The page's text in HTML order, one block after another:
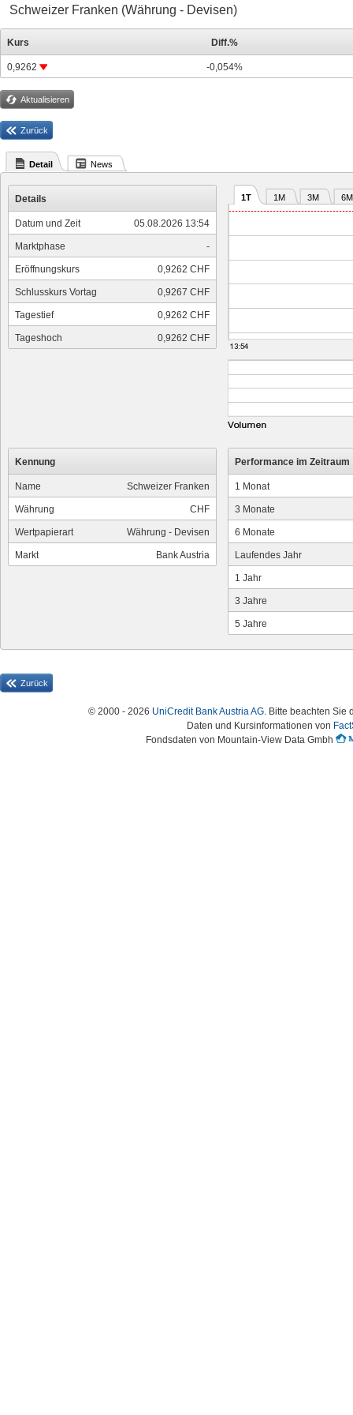
Schweizer Franken (Währung - Devisen)
Kurs Diff.%
0,9262 -0,054%
Aktualisieren
Zurück
Detail News
Details
Datum und Zeit 05.08.2026 13:54
Marktphase -
Eröffnungskurs 0,9262 CHF
Schlusskurs Vortag 0,9267 CHF
Tagestief 0,9262 CHF
Tageshoch 0,9262 CHF
1T 1M 3M 6M
Kennung
Name Schweizer Franken
Währung CHF
Wertpapierart Währung - Devisen
Markt Bank Austria
Performance im Zeitraum
1 Monat
3 Monate
6 Monate
Laufendes Jahr
1 Jahr
3 Jahre
5 Jahre
Zurück
© 2000 - 2026 UniCredit Bank Austria AG. Bitte beachten Sie
Daten und Kursinformationen von
Fondsdaten von Mountain-View Data Gmbh